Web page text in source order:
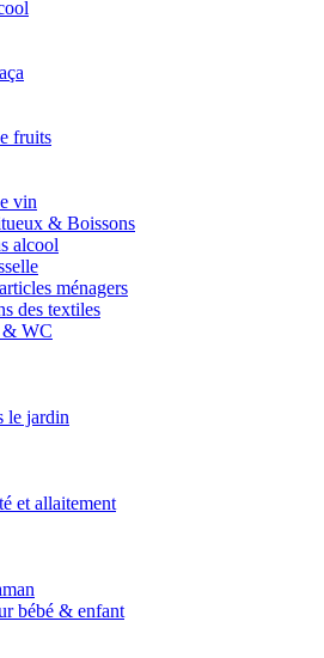
fruits
vin
& Boissons
alcool
ménagers
des textiles
& WC
le jardin
et allaitement
bébé & enfant